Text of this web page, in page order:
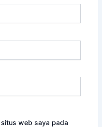
situs web saya pada